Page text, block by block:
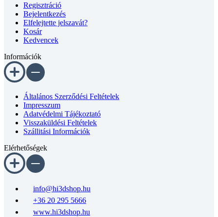
Regisztráció
Bejelentkezés
Elfelejtette jelszavát?
Kosár
Kedvencek
Információk
Általános Szerződési Feltételek
Impresszum
Adatvédelmi Tájékoztató
Visszaküldési Feltételek
Szállitási Információk
Elérhetőségek
info@hi3dshop.hu
+36 20 295 5666
www.hi3dshop.hu